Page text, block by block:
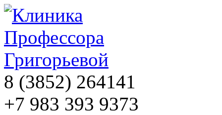
8 (3852) 264141
+7 983 393 9373